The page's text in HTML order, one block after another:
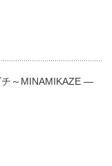
～MINAMIKAZE ―